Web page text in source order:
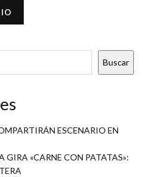
Buscar
ESCENARIO EN
GIRA «CARNE CON PATATAS»: